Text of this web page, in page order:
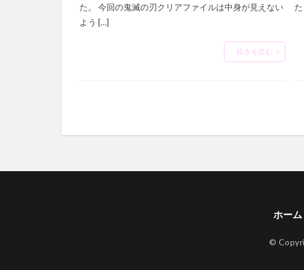
た。 今回の鬼滅の刃クリアファイルは中身が見えない
よう […]
続きを読む
ホーム
©